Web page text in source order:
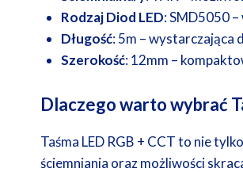
Rodzaj Diod LED: SMD5050
Długość: 5m – wystarczająca
Szerokość: 12mm –
Dlaczego warto wybrać
Taśma LED RGB + CCT to nie
ściemniania oraz możliwości